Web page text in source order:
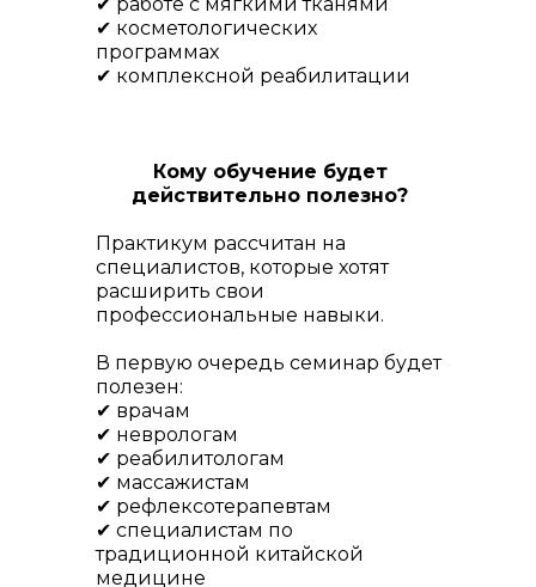
✔ косметологических
программах
✔ комплексной реабилитации
Кому обучение будет
действительно полезно?
Практикум рассчитан на
специалистов, которые хотят
расширить свои
профессиональные навыки.
В первую очередь семинар будет
полезен:
✔ врачам
✔ неврологам
✔ реабилитологам
✔ массажистам
✔ рефлексотерапевтам
✔ специалистам по
традиционной китайской
медицине